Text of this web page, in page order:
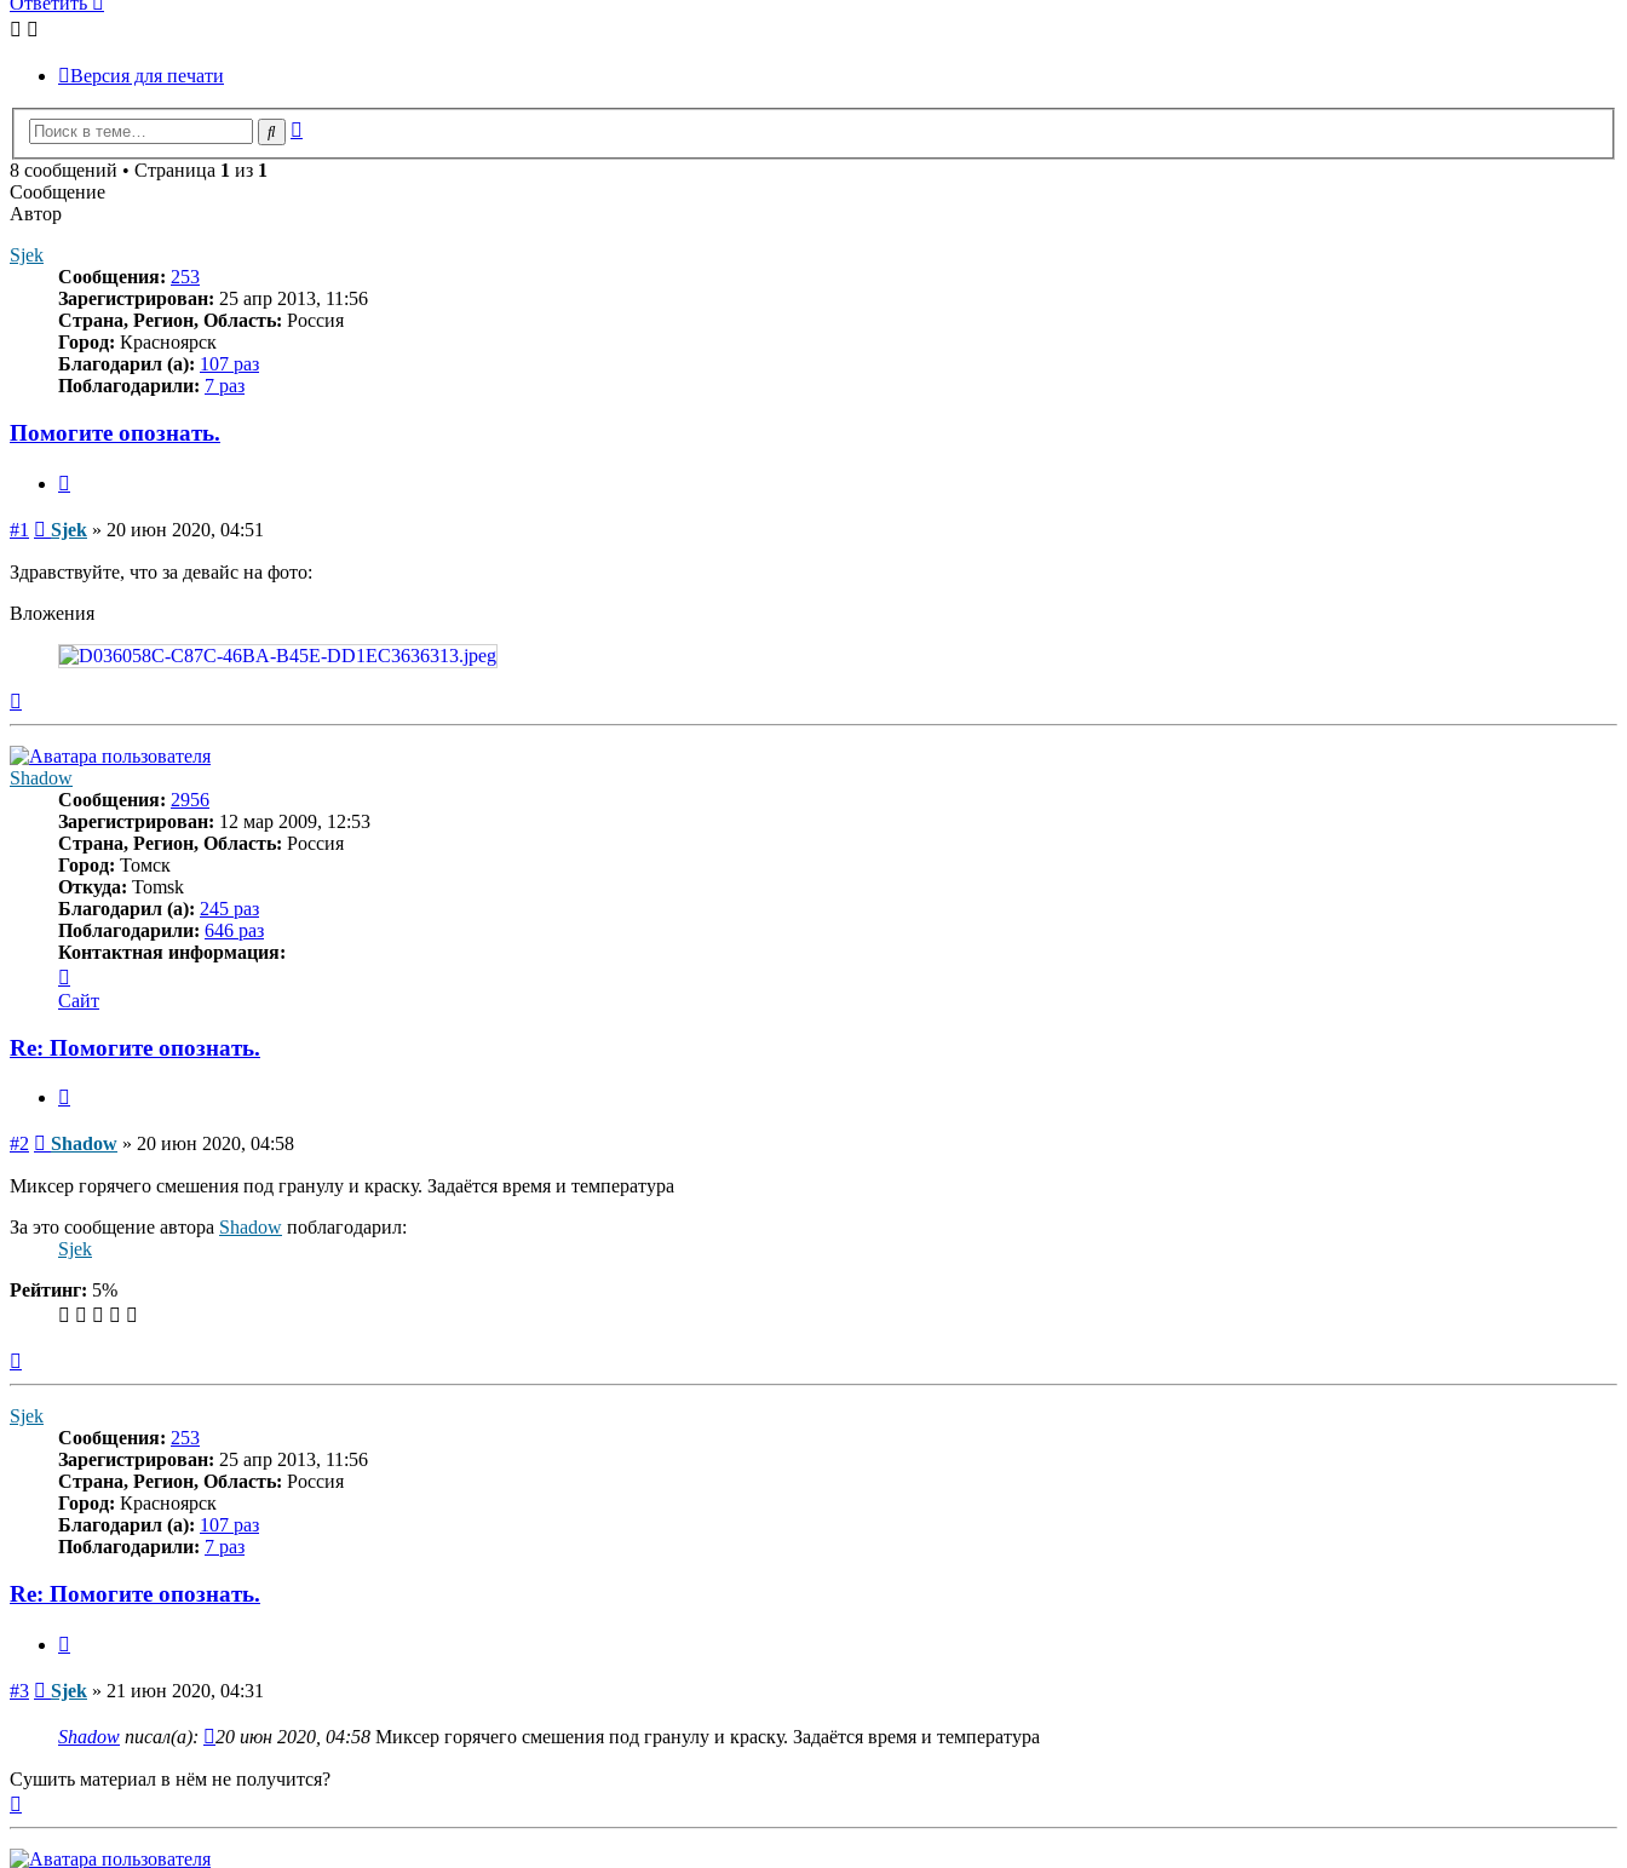
Версия для печати
Поиск
8 сообщений • Страница 1 из 1
Сообщение
Автор
Sjek
Сообщения: 253
Зарегистрирован: 25 апр 2013, 11:56
Страна, Регион, Область: Россия
Город: Красноярск
Благодарил (а): 107 раз
Поблагодарили: 7 раз
Помогите опознать.
#1 Сообщение
Sjek » 20 июн 2020, 04:51
Здравствуйте, что за девайс на фото:
Вложения
Shadow
Сообщения: 2956
Зарегистрирован: 12 мар 2009, 12:53
Страна, Регион, Область: Россия
Город: Томск
Откуда: Tomsk
Благодарил (а): 245 раз
Поблагодарили: 646 раз
Контактная информация:
информация
пользователя
Сайт
Re: Помогите опознать.
#2 Сообщение
Shadow » 20 июн 2020, 04:58
Миксер горячего смешения под гранулу и краску. Задаётся время и температура
За это сообщение автора Shadow поблагодарил:
Sjek
Рейтинг: 5%
Sjek
Сообщения: 253
Зарегистрирован: 25 апр 2013, 11:56
Страна, Регион, Область: Россия
Город: Красноярск
Благодарил (а): 107 раз
Поблагодарили: 7 раз
Re: Помогите опознать.
#3 Сообщение
Sjek » 21 июн 2020, 04:31
Shadow писал(а): 20 июн 2020, 04:58 Миксер горячего смешения под гранулу и краску. Задаётся время и температура
Сушить материал в нём не получится?